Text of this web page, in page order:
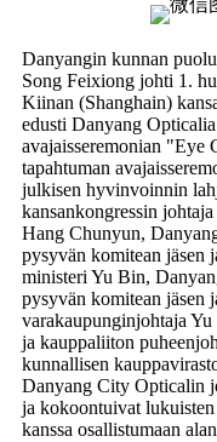
Danyangin kunnan
Song Feixiong johti 1.
Kiinan (Shanghain)
edusti Danyang
avajaisseremonian "Eye
tapahtuman
julkisen hyvinvoinnin
kansankongressin
Hang Chunyun,
pysyvän komitean jäsen
ministeri Yu Bin,
pysyvän komitean jäsen
varakaupunginjohtaja
ja kauppaliiton
kunnallisen
Danyang City Opticalin
ja kokoontuivat
kanssa osallistumaan